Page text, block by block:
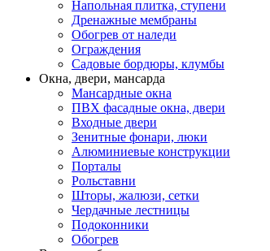
Напольная плитка, ступени
Дренажные мембраны
Обогрев от наледи
Ограждения
Садовые бордюры, клумбы
Окна, двери, мансарда
Мансардные окна
ПВХ фасадные окна, двери
Входные двери
Зенитные фонари, люки
Алюминиевые конструкции
Порталы
Рольставни
Шторы, жалюзи, сетки
Чердачные лестницы
Подоконники
Обогрев